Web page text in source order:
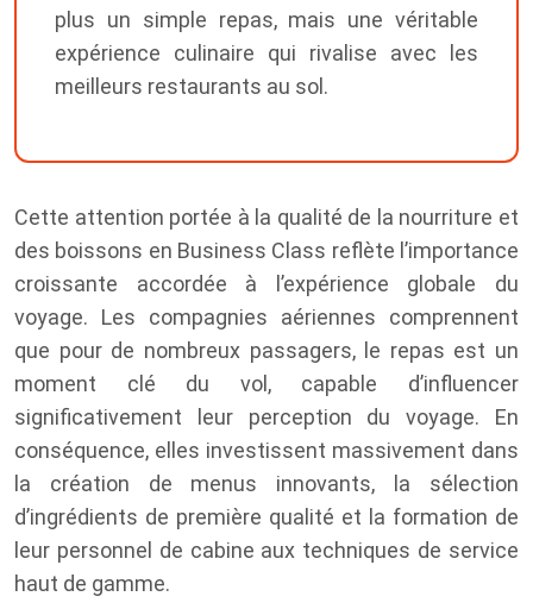
plus un simple repas, mais une véritable
expérience culinaire qui rivalise avec les
meilleurs restaurants au sol.
Cette attention portée à la qualité de la nourriture et
des boissons en Business Class reflète l’importance
croissante accordée à l’expérience globale du
voyage. Les compagnies aériennes comprennent
que pour de nombreux passagers, le repas est un
moment clé du vol, capable d’influencer
significativement leur perception du voyage. En
conséquence, elles investissent massivement dans
la création de menus innovants, la sélection
d’ingrédients de première qualité et la formation de
leur personnel de cabine aux techniques de service
haut de gamme.